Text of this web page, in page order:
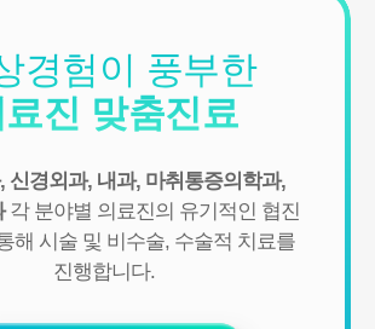
경험이 풍부한
료진 맞춤진료
신경외과, 내과, 마취통증의학과,
각 분야별 의료진의 유기적인 협진
해 시술 및 비수술, 수술적 치료를
진행합니다.
담, 전화상담, 카카오톡상담, 실시간상담, 상담
, 전화, 게시판, 이메일
서 아래와 같은 정보들이 자동으로 생성되어 수
문 일시, 서비스 이용 기록, 불량 이용 기록
이용목적
는 개인정보를 다음의 목적이외의 용도로는 이
적이 변경될 경우에는 동의를 받아 처리하겠